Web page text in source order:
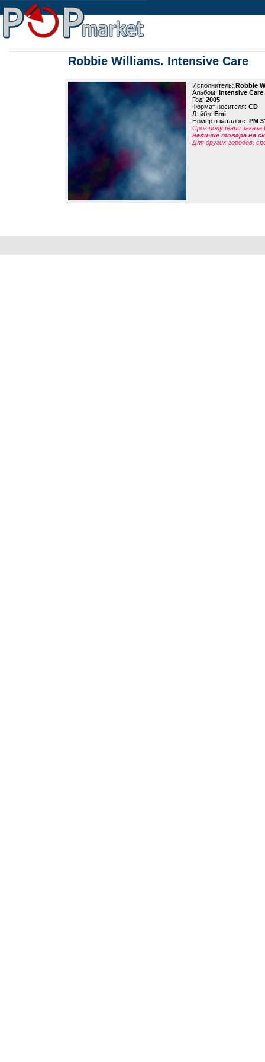
Robbie Williams. Intensive Care
Исполнитель: Robbie
Альбом: Intensive Care
Год: 2005
Формат носителя: CD
Лэйбл: Emi
Номер в каталоге: PM
Срок получения
наличие товара на
Для других городов,